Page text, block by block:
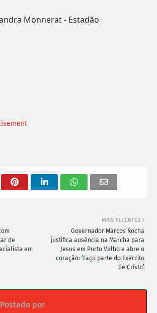
Monnerat - Estadão
MAIS RECENTES
Governador Marcos Rocha
justifica ausência na Marcha para
Jesus em Porto Velho e abre o
coração: ‘Faço parte do Exército
de Cristo’
de
em
Postado por